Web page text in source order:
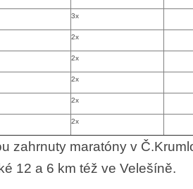
3x
2x
2x
2x
2x
2x
zahrnuty maratóny v
12 a 6 km též ve Velešíně.